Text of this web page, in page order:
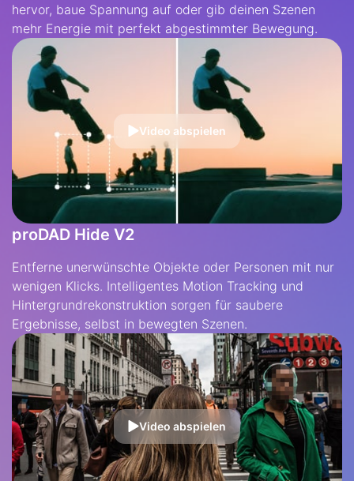
hervor, baue Spannung auf oder gib deinen Szenen
mehr Energie mit perfekt abgestimmter Bewegung.
Video abspielen
proDAD Hide V2
Entferne unerwünschte Objekte oder Personen mit nur
wenigen Klicks. Intelligentes Motion Tracking und
Hintergrundrekonstruktion sorgen für saubere
Ergebnisse, selbst in bewegten Szenen.
Video abspielen